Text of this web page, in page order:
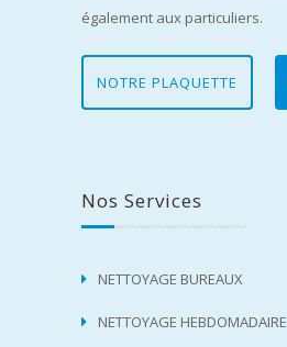
également aux particuliers.
NOTRE PLAQUETTE
Nos Services
NETTOYAGE BUREAUX
NETTOYAGE HEBDOMADAIRE